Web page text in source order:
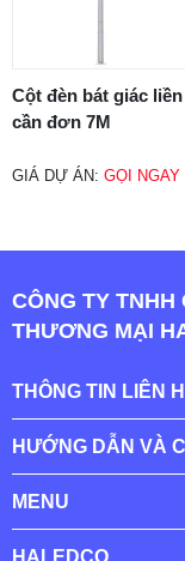
Cột đèn bát giác liền
cần đơn 7M
GIÁ DỰ ÁN: GỌI NGAY
CÔNG TY TNHH
THƯƠNG MẠI
THÔNG TIN LIÊN
HƯỚNG DẪN VÀ
MENU
HALEDCO